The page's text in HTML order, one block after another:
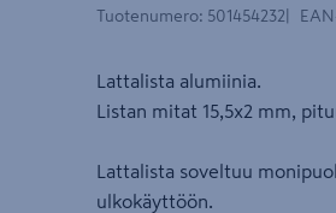
Tuotenumero: 501454232
Lattalista alumiinia.
Listan mitat 15,5x2 mm,
Lattalista soveltuu
ulkokäyttöön.